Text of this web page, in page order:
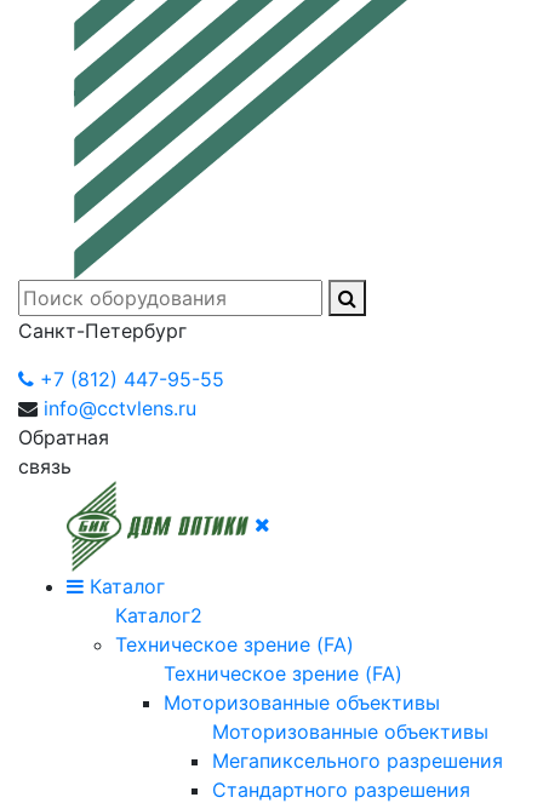
Санкт-Петербург
+7 (812) 447-95-55
info@cctvlens.ru
Обратная
связь
Каталог
Каталог2
Техническое зрение (FA)
Техническое зрение (FA)
Моторизованные объективы
Моторизованные объективы
Мегапиксельного разрешения
Стандартного разрешения